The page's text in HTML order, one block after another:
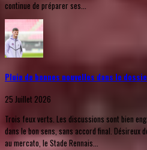
continue de préparer ses...
Pluie de bonnes nouvelles dans le
25 Juillet 2026
Trois feux verts. Les discussions sont bien
dans le bon sens, sans accord final. Désireux
au mercato, le Stade Rennais...